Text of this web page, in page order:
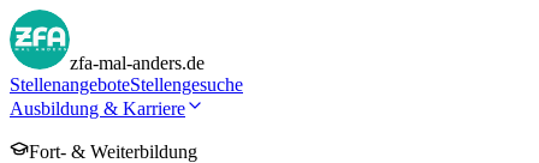
zfa-mal-anders.de
StellenangeboteStellengesuche
Ausbildung & Karriere
Fort- & Weiterbildung